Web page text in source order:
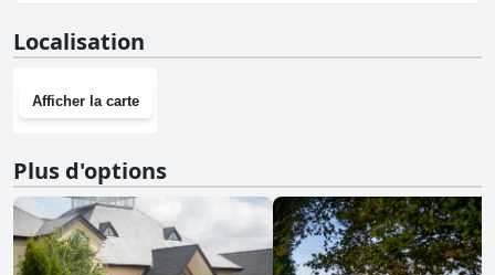
Localisation
Afficher la carte
Plus d'options